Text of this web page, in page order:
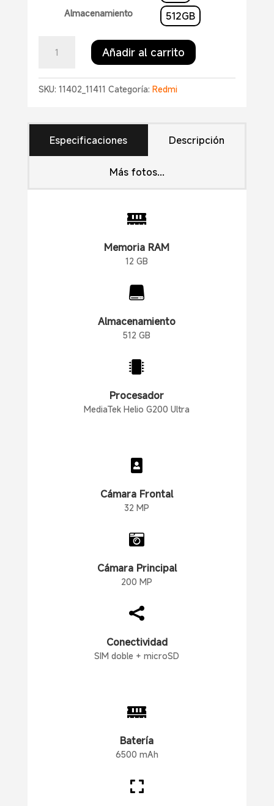
Almacenamiento 512GB
Note
Pro
Añadir al carrito
SKU: 11402_11411 Categoría: Redmi
Especificaciones Descripción
Más fotos...

Memoria RAM
12 GB

Almacenamiento
512 GB

Procesador
MediaTek Helio G200 Ultra

Cámara Frontal
32 MP

Cámara Principal
200 MP

Conectividad
SIM doble + microSD

Batería
6500 mAh
